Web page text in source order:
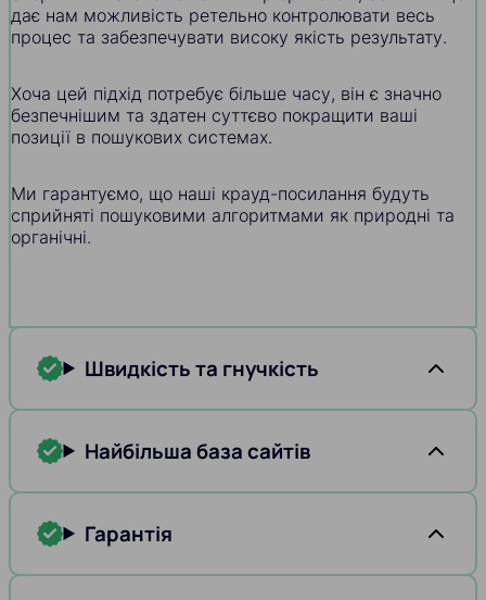
дає нам можливість ретельно контролювати весь
процес та забезпечувати високу якість результату.
Хоча цей підхід потребує більше часу, він є значно
безпечнішим та здатен суттєво покращити ваші
позиції в пошукових системах.
Ми гарантуємо, що наші крауд-посилання будуть
сприйняті пошуковими алгоритмами як природні та
органічні.
Швидкість та гнучкість
Найбільша база сайтів
Гарантія